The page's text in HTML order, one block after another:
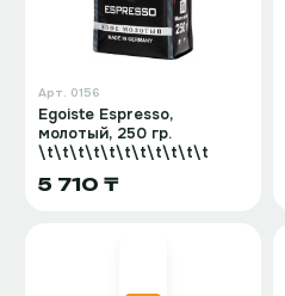
Арт. 0156
Egoiste Espresso,
молотый, 250 гр.
\t\t\t\t\t\t\t\t\t\t\t
5 710 ₸